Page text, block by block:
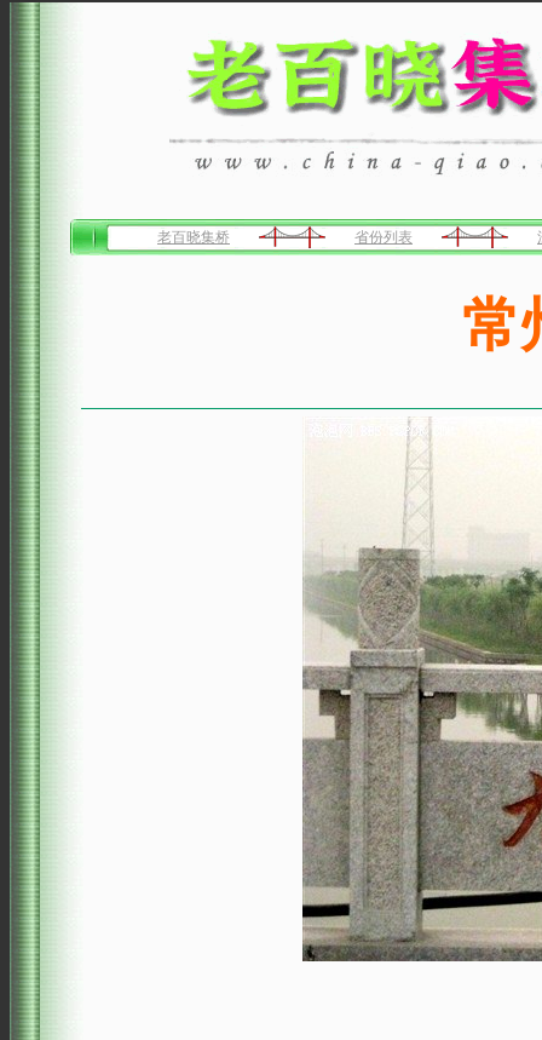
老百晓集桥 省份列表
常